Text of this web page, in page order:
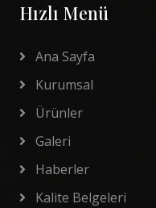
Hızlı Menü
Ana Sayfa
Kurumsal
Ürünler
Galeri
Haberler
Kalite Belgeleri